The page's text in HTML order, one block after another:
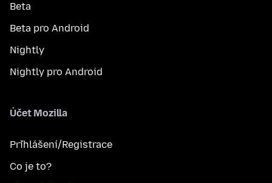
Beta
Beta pro Android
Nightly
Nightly pro Android
Účet Mozilla
Přihlášení/Registrace
Co je to?